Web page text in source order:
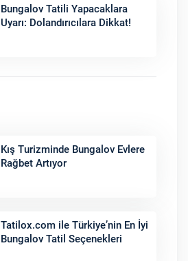
Bungalov Tatili Yapacaklara
Uyarı: Dolandırıcılara Dikkat!
Kış Turizminde Bungalov Evlere
Rağbet Artıyor
Tatilox.com ile Türkiye’nin En İyi
Bungalov Tatil Seçenekleri